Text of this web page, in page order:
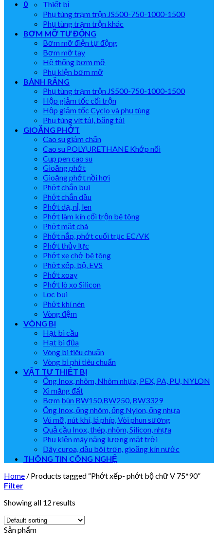
0
Thiết bị
Phụ tùng trạm trộn JS500-750-1000-1500
Phụ tùng trạm trộn khác
BƠM MỠ TỰ ĐỘNG
Bơm mỡ điện tự động
Bơm mỡ tay
Hệ thống bơm mỡ
Phụ kiện bơm mỡ
BÁNH RĂNG
Phụ tùng trạm trộn JS500-750-1000-1500
Hộp giảm tốc cối trộn
Hộp giảm tốc Cyclo và phụ tùng
Phụ tùng vít tải, băng tải
GIOĂNG PHỚT
Cao su giảm chấn
Cao su POLYURETHANE Khớp nối
Cup pen cao su
Gioăng phớt
Gioăng phớt nồi hơi
Phớt chắn bụi
Phớt chắn dầu
Phớt dạ, nỉ, len
Phớt làm kín cối trộn bê tông
Phớt mặt chà
Phớt nắp, phớt cuối trục EC/VK
Phớt thủy lực
Phớt xe chở bê tông
Phớt xếp, bộ, EVS
Phớt xoay
Phớt lò xo Silicon
Lọc bụi
Phớt khí nén
Vòng đệm
VÒNG BI
Hạt bi cầu
Hạt bi đũa
Vòng bi tiêu chuẩn
Vòng bi phi tiêu chuẩn
VẬT TƯ THIẾT BỊ
Ống Inox, nhôm, Nhôm nhựa, PEX, PA, PU, NYLON
Xi măng đất
Bơm bùn BW150,BW250, BW3329
Ống Inox, ống nhôm, ống Nylon, ống nhựa
Vú mỡ, nút khí, lá phíp, Vòi phun sương
Quả cầu Inox, thép, nhôm, Silicon, nhựa
Phụ kiện máy năng lượng mặt trời
Dây curoa, dầu bôi trơn, gioăng kín nước
THÔNG TIN CÔNG NGHỆ
Home / Products tagged “Phớt xếp- phớt bộ chữ V 75*90”
Filter
Showing all 12 results
Sản phẩm